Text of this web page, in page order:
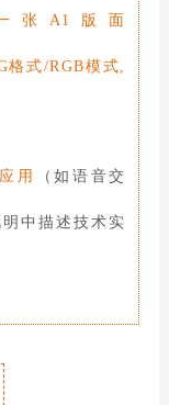
张A1版面
格式/RGB模式,
用 （如语音交
中描述技术实